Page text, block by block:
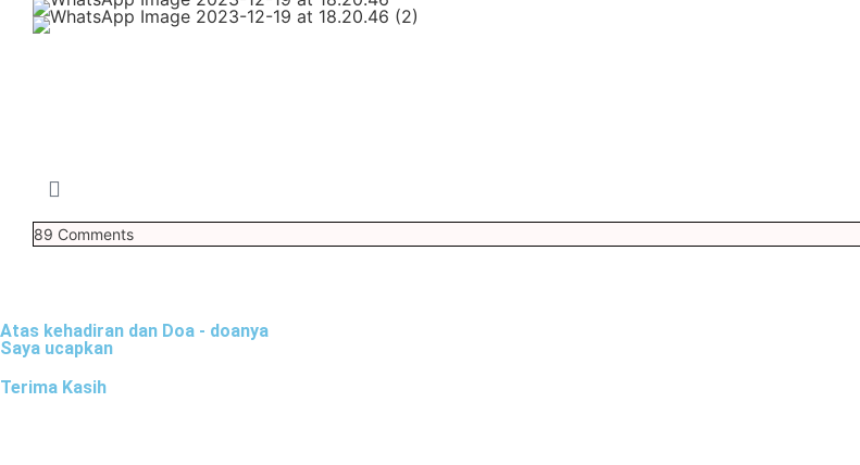
89 Comments
Atas kehadiran dan Doa - doanya
Saya ucapkan
Terima Kasih